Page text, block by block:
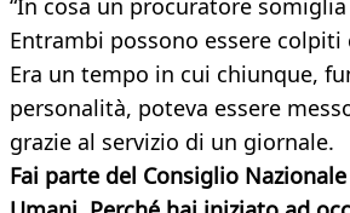
“In cosa un procuratore
Entrambi possono essere colpiti
Era un tempo in cui chiunque,
personalità, poteva essere
grazie al servizio di un giornale.
Fai parte del Consiglio